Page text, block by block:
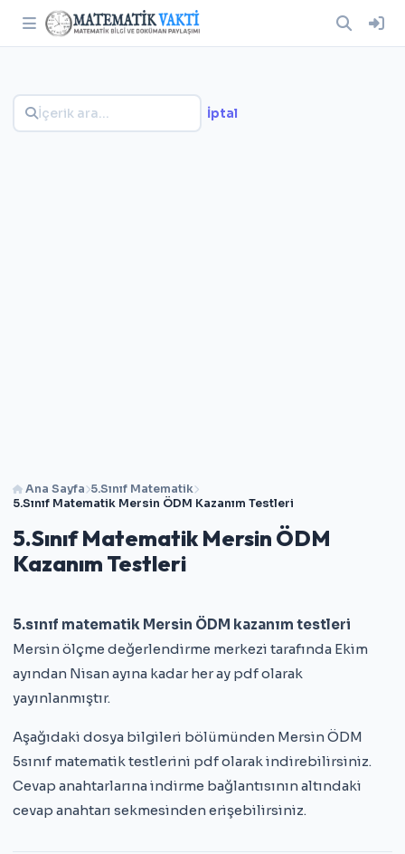
Ana Sayfa 5.Sınıf Matematik
5.Sınıf Matematik Mersin ÖDM Kazanım Testleri
5.Sınıf Matematik Mersin ÖDM
Kazanım Testleri
5.sınıf matematik Mersin ÖDM kazanım testleri
Mersin ölçme değerlendirme merkezi tarafında Ekim
ayından Nisan ayına kadar her ay pdf olarak
yayınlanmıştır.
Aşağıdaki dosya bilgileri bölümünden Mersin ÖDM
5sınıf matematik testlerini pdf olarak indirebilirsiniz.
Cevap anahtarlarına indirme bağlantısının altındaki
cevap anahtarı sekmesinden erişebilirsiniz.
İptal